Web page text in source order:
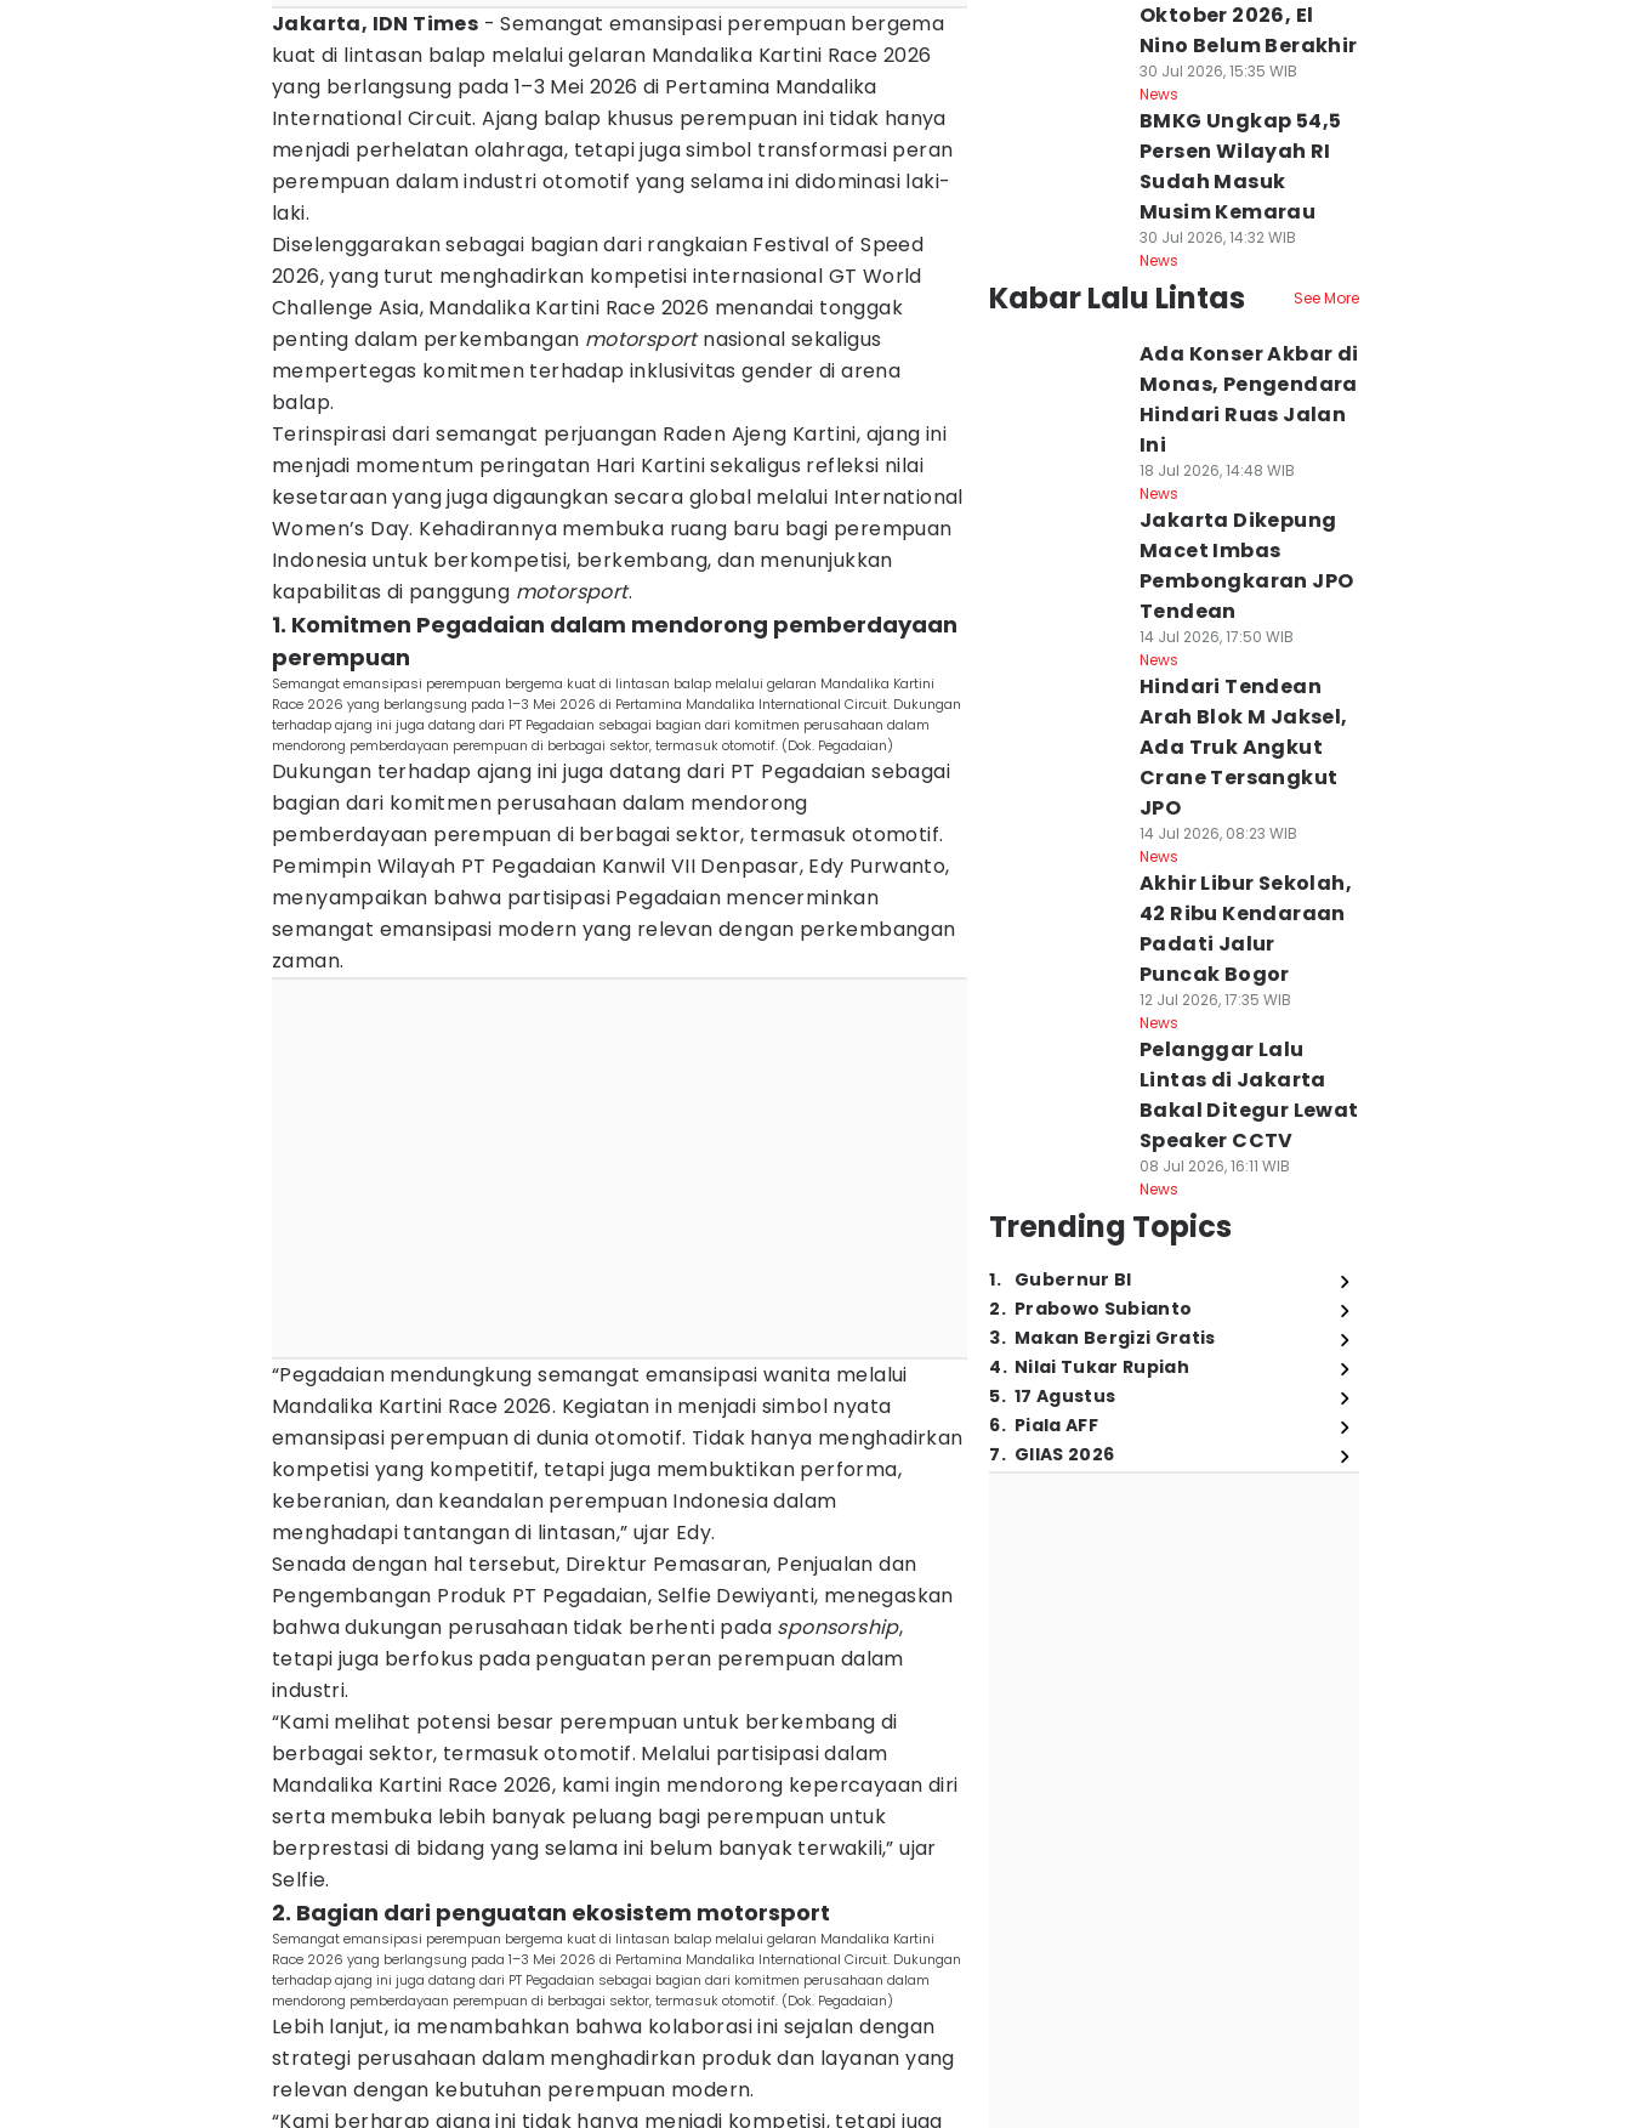
Jakarta, IDN Times - Semangat emansipasi perempuan bergema
kuat di lintasan balap melalui gelaran Mandalika Kartini Race 2026
yang berlangsung pada 1–3 Mei 2026 di Pertamina Mandalika
International Circuit. Ajang balap khusus perempuan ini tidak hanya
menjadi perhelatan olahraga, tetapi juga simbol transformasi peran
perempuan dalam industri otomotif yang selama ini didominasi laki-
laki.
Diselenggarakan sebagai bagian dari rangkaian Festival of Speed
2026, yang turut menghadirkan kompetisi internasional GT World
Challenge Asia, Mandalika Kartini Race 2026 menandai tonggak
penting dalam perkembangan motorsportnasional sekaligus
mempertegas komitmen terhadap inklusivitas gender di arena
balap.
Terinspirasi dari semangat perjuangan Raden Ajeng Kartini, ajang ini
menjadi momentum peringatan Hari Kartini sekaligus refleksi nilai
kesetaraan yang juga digaungkan secara global melalui International
Women’s Day. Kehadirannya membuka ruang baru bagi perempuan
Indonesia untuk berkompetisi, berkembang, dan menunjukkan
kapabilitas di panggung motorsport.
1. Komitmen Pegadaian dalam mendorong pemberdayaan
perempuan
Semangat emansipasi perempuan bergema kuat di lintasan balap melalui gelaran Mandalika Kartini
Race 2026 yang berlangsung pada 1–3 Mei 2026 di Pertamina Mandalika International Circuit. Dukungan
terhadap ajang ini juga datang dari PT Pegadaian sebagai bagian dari komitmen perusahaan dalam
mendorong pemberdayaan perempuan di berbagai sektor, termasuk otomotif. (Dok. Pegadaian)
Dukungan terhadap ajang ini juga datang dari PT Pegadaian sebagai
bagian dari komitmen perusahaan dalam mendorong
pemberdayaan perempuan di berbagai sektor, termasuk otomotif.
Pemimpin Wilayah PT Pegadaian Kanwil VII Denpasar, Edy Purwanto,
menyampaikan bahwa partisipasi Pegadaian mencerminkan
semangat emansipasi modern yang relevan dengan perkembangan
zaman.
“Pegadaian mendungkung semangat emansipasi wanita melalui
Mandalika Kartini Race 2026. Kegiatan in menjadi simbol nyata
emansipasi perempuan di dunia otomotif. Tidak hanya menghadirkan
kompetisi yang kompetitif, tetapi juga membuktikan performa,
keberanian, dan keandalan perempuan Indonesia dalam
menghadapi tantangan di lintasan,” ujar Edy.
Senada dengan hal tersebut, Direktur Pemasaran, Penjualan dan
Pengembangan Produk PT Pegadaian, Selfie Dewiyanti, menegaskan
bahwa dukungan perusahaan tidak berhenti pada sponsorship,
tetapi juga berfokus pada penguatan peran perempuan dalam
industri.
“Kami melihat potensi besar perempuan untuk berkembang di
berbagai sektor, termasuk otomotif. Melalui partisipasi dalam
Mandalika Kartini Race 2026, kami ingin mendorong kepercayaan diri
serta membuka lebih banyak peluang bagi perempuan untuk
berprestasi di bidang yang selama ini belum banyak terwakili,” ujar
Selfie.
2. Bagian dari penguatan ekosistem motorsport
Semangat emansipasi perempuan bergema kuat di lintasan balap melalui gelaran Mandalika Kartini
Race 2026 yang berlangsung pada 1–3 Mei 2026 di Pertamina Mandalika International Circuit. Dukungan
terhadap ajang ini juga datang dari PT Pegadaian sebagai bagian dari komitmen perusahaan dalam
mendorong pemberdayaan perempuan di berbagai sektor, termasuk otomotif. (Dok. Pegadaian)
Lebih lanjut, ia menambahkan bahwa kolaborasi ini sejalan dengan
strategi perusahaan dalam menghadirkan produk dan layanan yang
relevan dengan kebutuhan perempuan modern.
“Kami berharap ajang ini tidak hanya menjadi kompetisi, tetapi juga
Oktober 2026, El
Nino Belum Berakhir
30 Jul 2026, 15:35 WIB
News
BMKG Ungkap 54,5
Persen Wilayah RI
Sudah Masuk
Musim Kemarau
30 Jul 2026, 14:32 WIB
News
Kabar Lalu Lintas See More
Ada Konser Akbar di
Monas, Pengendara
Hindari Ruas Jalan
Ini
18 Jul 2026, 14:48 WIB
News
Jakarta Dikepung
Macet Imbas
Pembongkaran JPO
Tendean
14 Jul 2026, 17:50 WIB
News
Hindari Tendean
Arah Blok M Jaksel,
Ada Truk Angkut
Crane Tersangkut
JPO
14 Jul 2026, 08:23 WIB
News
Akhir Libur Sekolah,
42 Ribu Kendaraan
Padati Jalur
Puncak Bogor
12 Jul 2026, 17:35 WIB
News
Pelanggar Lalu
Lintas di Jakarta
Bakal Ditegur Lewat
Speaker CCTV
08 Jul 2026, 16:11 WIB
News
Trending Topics
1. Gubernur BI
2. Prabowo Subianto
3. Makan Bergizi Gratis
4. Nilai Tukar Rupiah
5. 17 Agustus
6. Piala AFF
7. GIIAS 2026